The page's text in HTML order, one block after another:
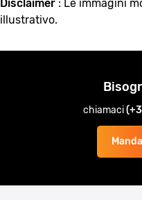
Disclaimer : Le immagini
illustrativo.
chiamaci